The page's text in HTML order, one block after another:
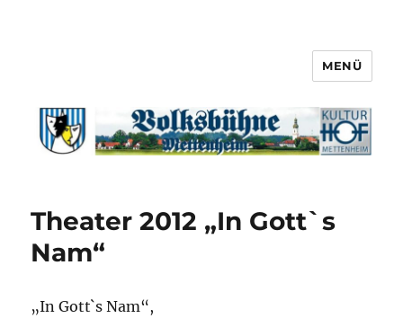
MENÜ
Theater 2012 „In Gott`s
Nam“
„In Gott`s Nam“,